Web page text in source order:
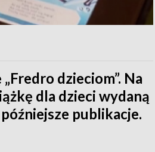
dzieciom”. Na
dla dzieci wydaną
publikacje.